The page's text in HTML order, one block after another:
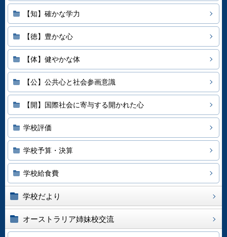
【知】確かな学力
【徳】豊かな心
【体】健やかな体
【公】公共心と社会参画意識
【開】国際社会に寄与する開かれた心
学校評価
学校予算・決算
学校給食費
学校だより
オーストラリア姉妹校交流